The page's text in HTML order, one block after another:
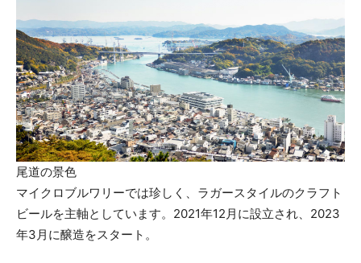
尾道の景色
マイクロブルワリーでは珍しく、ラガースタイルのクラフト
ビールを主軸としています。2021年12月に設立され、2023
年3月に醸造をスタート。